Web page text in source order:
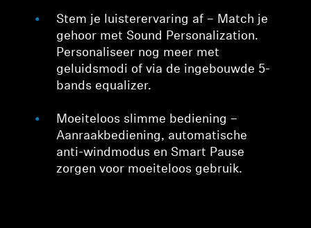
Stem je luisterervaring af – Match je
gehoor met Sound Personalization.
Personaliseer nog meer met
geluidsmodi of via de ingebouwde 5-
bands equalizer.
Moeiteloos slimme bediening –
Aanraakbediening, automatische
anti-windmodus en Smart Pause
zorgen voor moeiteloos gebruik.